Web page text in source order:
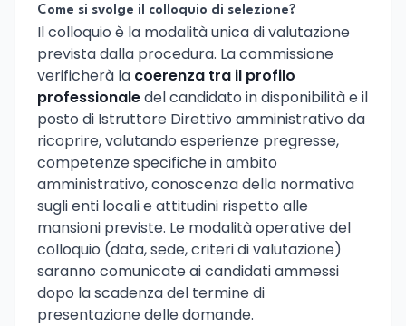
Come si svolge il colloquio di selezione?
Il colloquio è la modalità unica di valutazione
prevista dalla procedura. La commissione
verificherà la coerenza tra il profilo
professionaledel candidato in disponibilità e il
posto di Istruttore Direttivo amministrativo da
ricoprire, valutando esperienze pregresse,
competenze specifiche in ambito
amministrativo, conoscenza della normativa
sugli enti locali e attitudini rispetto alle
mansioni previste. Le modalità operative del
colloquio (data, sede, criteri di valutazione)
saranno comunicate ai candidati ammessi
dopo la scadenza del termine di
presentazione delle domande.